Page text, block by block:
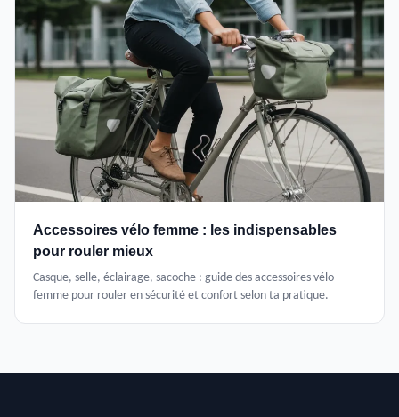
Accessoires vélo femme : les indispensables
pour rouler mieux
Casque, selle, éclairage, sacoche : guide des accessoires vélo
femme pour rouler en sécurité et confort selon ta pratique.